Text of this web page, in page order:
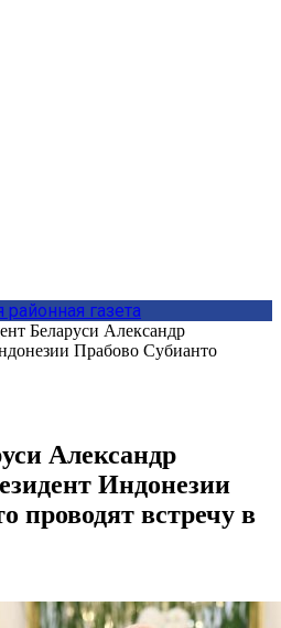
газета
Беларуси Александр
Прабово Субианто
Александр
Индонезии
проводят встречу в